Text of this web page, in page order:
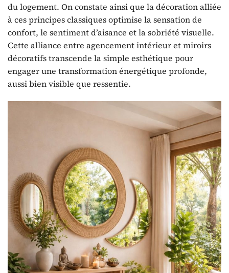
du logement. On constate ainsi que la décoration alliée
à ces principes classiques optimise la sensation de
confort, le sentiment d’aisance et la sobriété visuelle.
Cette alliance entre agencement intérieur et miroirs
décoratifs transcende la simple esthétique pour
engager une transformation énergétique profonde,
aussi bien visible que ressentie.